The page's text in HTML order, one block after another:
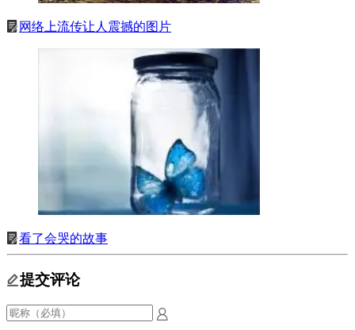
提交评论
网络上流传让人震撼的图片
看了会哭的故事